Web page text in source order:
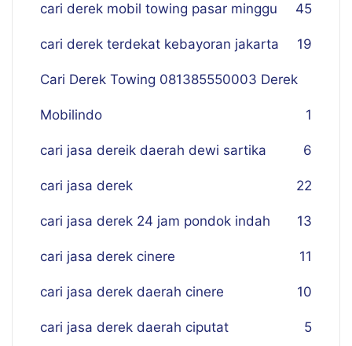
cari derek mobil towing pasar minggu 45
cari derek terdekat kebayoran jakarta 19
Cari Derek Towing 081385550003 Derek
Mobilindo 1
cari jasa dereik daerah dewi sartika 6
cari jasa derek 22
cari jasa derek 24 jam pondok indah 13
cari jasa derek cinere 11
cari jasa derek daerah cinere 10
cari jasa derek daerah ciputat 5